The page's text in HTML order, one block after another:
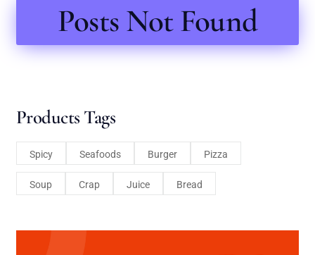
Posts Not Found
Products Tags
Spicy Seafoods Burger Pizza
Soup Crap Juice Bread